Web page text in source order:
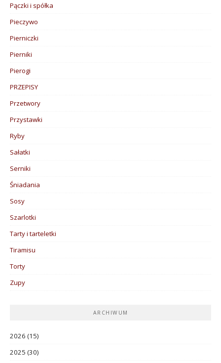
Pączki i spółka
Pieczywo
Pierniczki
Pierniki
Pierogi
PRZEPISY
Przetwory
Przystawki
Ryby
Sałatki
Serniki
Śniadania
Sosy
Szarlotki
Tarty i tarteletki
Tiramisu
Torty
Zupy
ARCHIWUM
2026 (15)
2025 (30)